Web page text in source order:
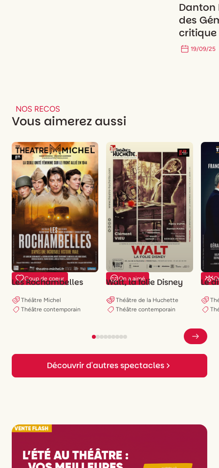
Danton
des
critique
19/09/25
NOS RECOS
Vous aimerez aussi
Coup de coeur
Les Rochambelles
Théâtre Michel
Théâtre contemporain
On a aimé
Walt, la folie Disney
Théâtre de la Huchette
Théâtre contemporain
Le
Découvrir d'autres spectacles